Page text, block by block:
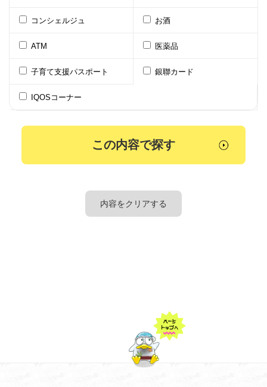
コンシェルジュ お酒
ATM 医薬品
子育て支援パスポート 銀聯カード
IQOSコーナー